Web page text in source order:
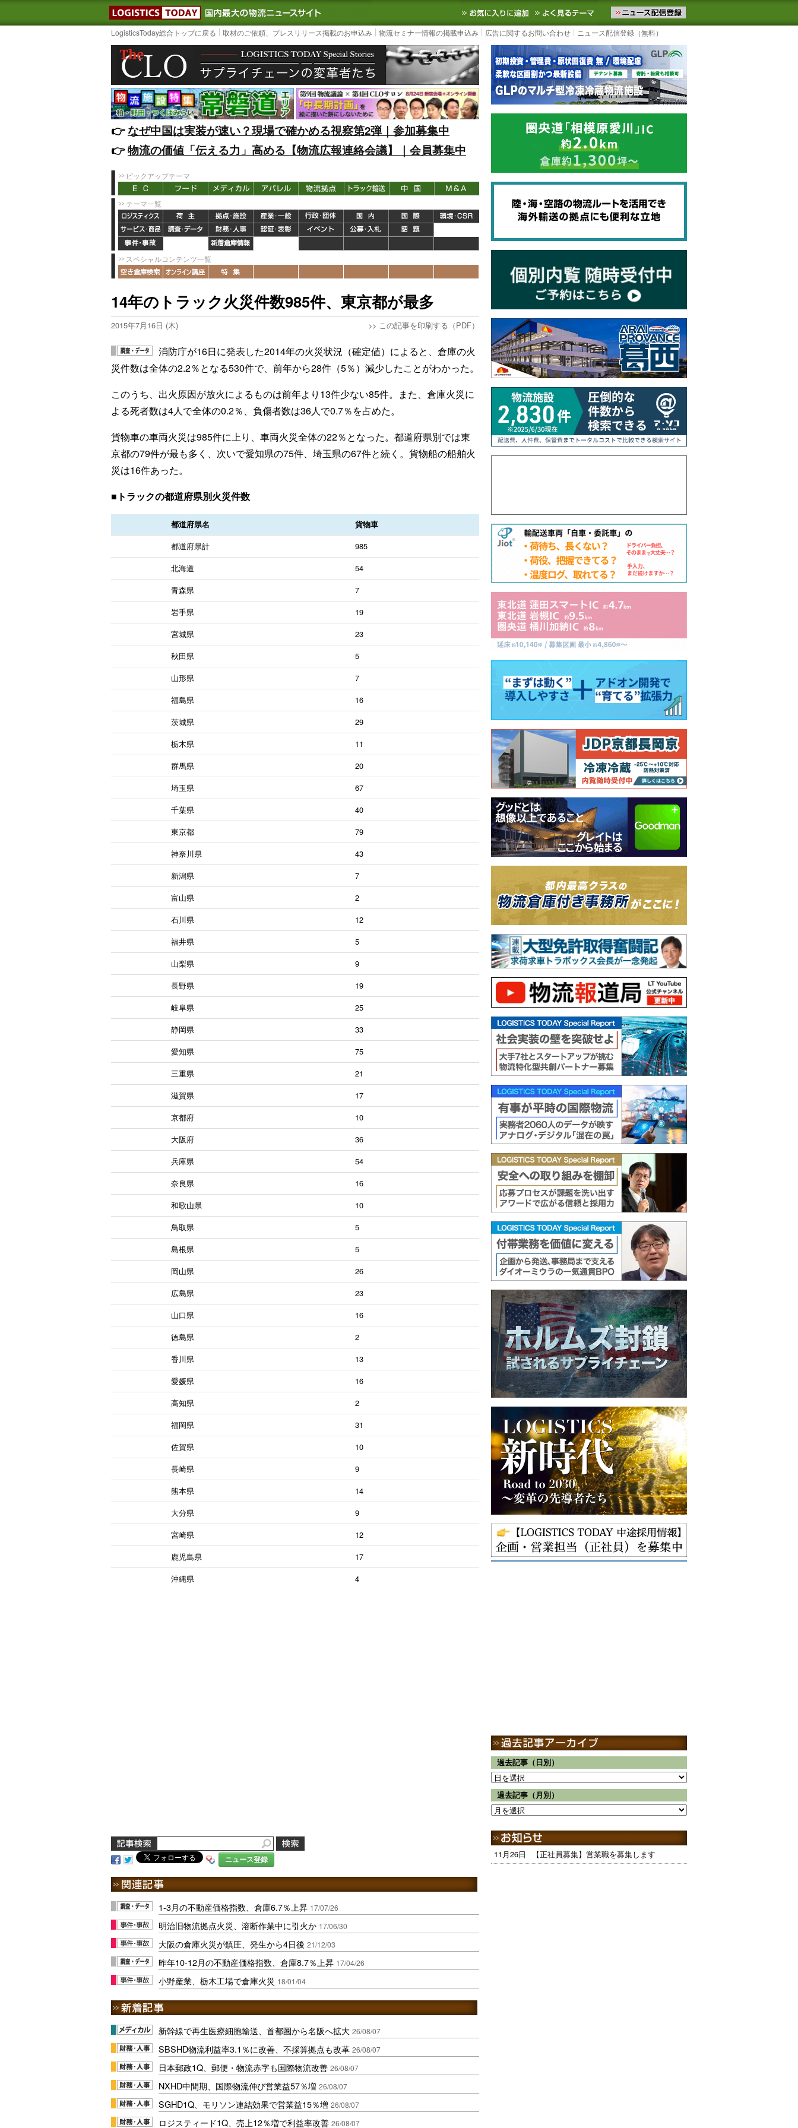
LOGISTICS TODAY｜国内最大の物流ニュースサイト3PL, SCMなど国内外の最新の物流ニュースをお届けします。物流ニュースメール配信を登録す
お気に入りに追加 よく見るテーマ
LogisticsToday総合トップに戻る 取材のご依頼、プレスリリース掲載のお申込み 物流セミナー情報の掲載申込み 広告に関するお問い合わせ ニュース配信登録（無料）
👉️なぜ中国は実装が速い？現場で確かめる視察第2弾｜参加募集中
👉️物流の価値「伝える力」高める【物流広報連絡会議】｜会員募集中
ピックアップテーマ
テーマ一覧
スペシャルコンテンツ一覧
14年のトラック火災件数985件、東京都が最多
2015年7月16日 (木) >> この記事を印刷する（PDF）
消防庁が16日に発表した2014年の火災状況（確定値）によると、倉庫の火
災件数は全体の2.2％となる530件で、前年から28件（5％）減少したことがわかった。
このうち、出火原因が放火によるものは前年より13件少ない85件。また、倉庫火災に
よる死者数は4人で全体の0.2％、負傷者数は36人で0.7％を占めた。
貨物車の車両火災は985件に上り、車両火災全体の22％となった。都道府県別では東
京都の79件が最も多く、次いで愛知県の75件、埼玉県の67件と続く。貨物船の船舶火
災は16件あった。
■トラックの都道府県別火災件数
都道府県名 貨物車
都道府県計
985
北海道
54
青森県
7
岩手県
19
宮城県
23
秋田県
5
山形県
7
福島県
16
茨城県
29
栃木県
11
群馬県
20
埼玉県
67
千葉県
40
東京都
79
神奈川県
43
新潟県
7
富山県
2
石川県
12
福井県
5
山梨県
9
長野県
19
岐阜県
25
静岡県
33
愛知県
75
三重県
21
滋賀県
17
京都府
10
大阪府
36
兵庫県
54
奈良県
16
和歌山県
10
鳥取県
5
島根県
5
岡山県
26
広島県
23
山口県
16
徳島県
2
香川県
13
愛媛県
16
高知県
2
福岡県
31
佐賀県
10
長崎県
9
熊本県
14
大分県
9
宮崎県
12
鹿児島県
17
沖縄県
4
ニュース登録
1-3月の不動産価格指数、倉庫6.7％上昇 17/07/26
明治旧物流拠点火災、溶断作業中に引火か 17/06/30
大阪の倉庫火災が鎮圧、発生から4日後 21/12/03
昨年10-12月の不動産価格指数、倉庫8.7％上昇 17/04/26
小野産業、栃木工場で倉庫火災 18/01/04
新幹線で再生医療細胞輸送、首都圏から名阪へ拡大 26/08/07
SBSHD物流利益率3.1％に改善、不採算拠点も改革 26/08/07
日本郵政1Q、郵便・物流赤字も国際物流改善 26/08/07
NXHD中間期、国際物流伸び営業益57％増 26/08/07
SGHD1Q、モリソン連結効果で営業益15％増 26/08/07
ロジスティード1Q、売上12％増で利益率改善 26/08/07
過去記事（日別）
過去記事（月別）
11月26日 【正社員募集】営業職を募集します